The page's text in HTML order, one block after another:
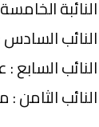
النائبة
النائب
النائب السابع
النائب الثامن